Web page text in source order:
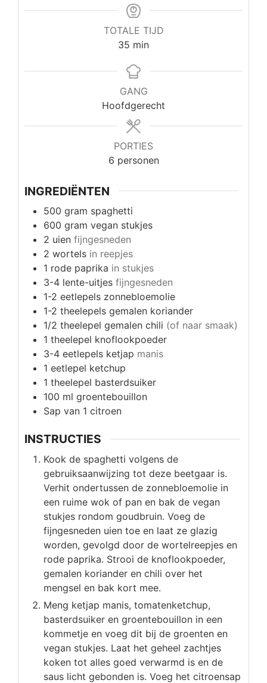
TOTALE TIJD
35 minuten
min
GANG
Hoofdgerecht
PORTIES
6 personen
INGREDIËNTEN
500 gram spaghetti
600 gram vegan stukjes
2 uien fijngesneden
2 wortels in reepjes
1 rode paprika in stukjes
3-4 lente-uitjes fijngesneden
1-2 eetlepels zonnebloemolie
1-2 theelepels gemalen koriander
1/2 theelepel gemalen chili (of naar smaak)
1 theelepel knoflookpoeder
3-4 eetlepels ketjap manis
1 eetlepel ketchup
1 theelepel basterdsuiker
100 ml groentebouillon
Sap van 1 citroen
INSTRUCTIES
Kook de spaghetti volgens de
gebruiksaanwijzing tot deze beetgaar is.
Verhit ondertussen de zonnebloemolie in
een ruime wok of pan en bak de vegan
stukjes rondom goudbruin. Voeg de
fijngesneden uien toe en laat ze glazig
worden, gevolgd door de wortelreepjes en
rode paprika. Strooi de knoflookpoeder,
gemalen koriander en chili over het
mengsel en bak kort mee.
Meng ketjap manis, tomatenketchup,
basterdsuiker en groentebouillon in een
kommetje en voeg dit bij de groenten en
vegan stukjes. Laat het geheel zachtjes
koken tot alles goed verwarmd is en de
saus licht gebonden is. Voeg het citroensap